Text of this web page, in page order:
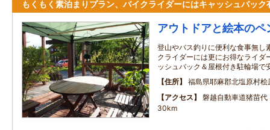
もくもく素泊まりプラン、バイクライダーにはキャッシュバック
アウトドアと絵本の
登山やバス釣りに便利な食事無し
クライダーには更にお得なライダ
ッシュバック＆屋根付き駐輪場で
住所
福島県耶麻郡北塩原村桧
アクセス
磐越自動車道猪苗
30km